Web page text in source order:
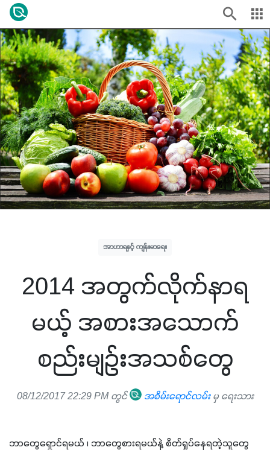
အာဟာရနှင့် ကျန်းမာရေး
2014 အတွက်လိုက်နာရ
မယ့် အစားအသောက်
စည်းမျဉ်းအသစ်တွေ
08/12/2017 22:29 PM တွင် အစိမ်းရောင်လမ်းမှ ရေးသား
ဘာတွေရှောင်ရမယ် ၊ ဘာတွေစားရမယ်နဲ့ စိတ်ရှုပ်နေရတဲ့သူတွေ